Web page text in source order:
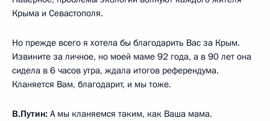
Крыма и Севастополя.
Но прежде всего я хотела бы благодарить Вас за Крым.
Извините за личное, но моей маме 92 года, а в 90 лет она
сидела в 6 часов утра, ждала итогов референдума.
Кланяется Вам, благодарит, и мы тоже.
В.Путин: А мы кланяемся таким, как Ваша мама.